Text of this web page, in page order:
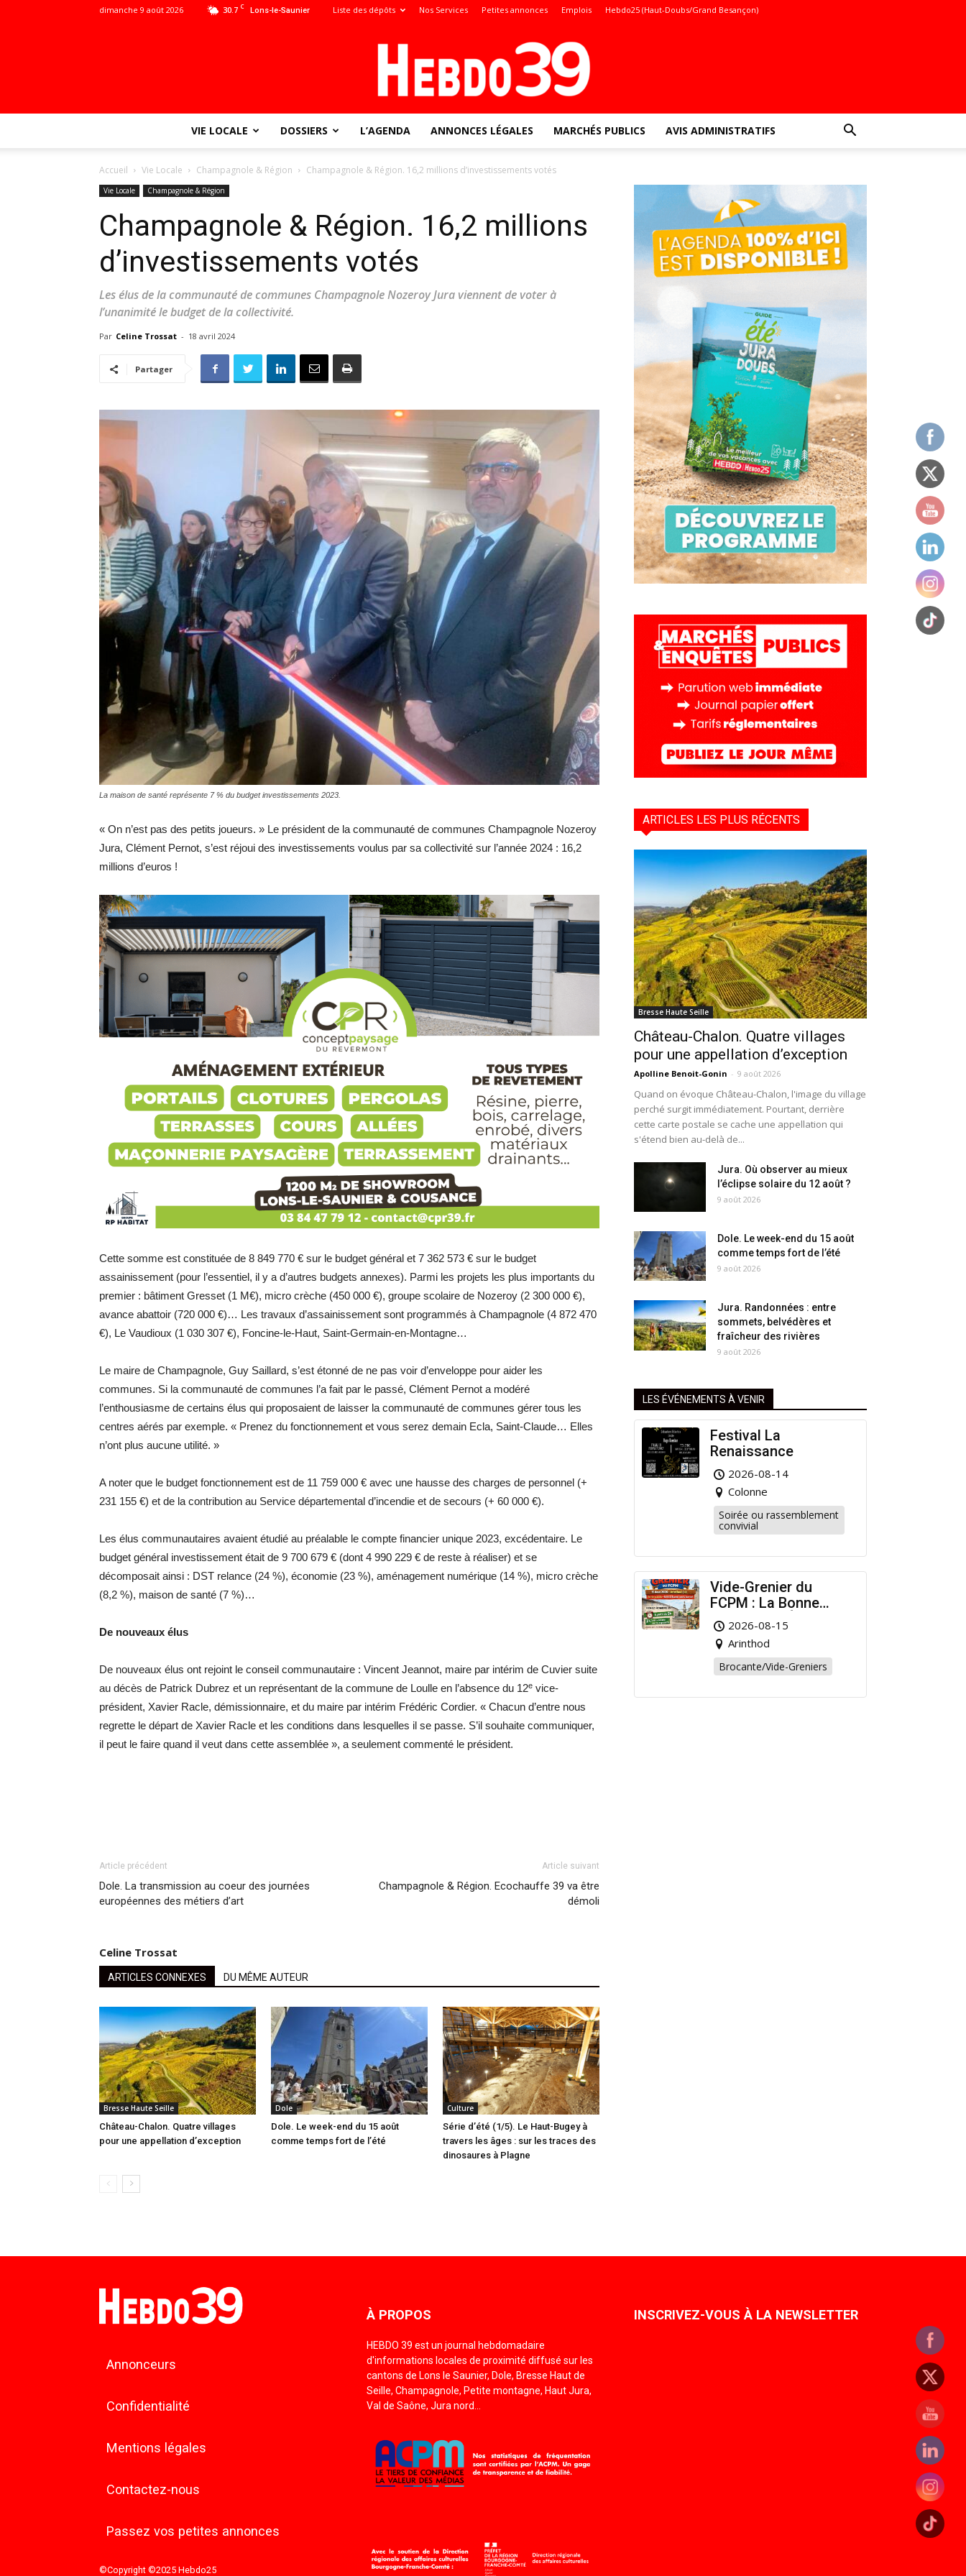
30.7 C Lons-le-Saunier
dimanche 9 août 2026 Liste des dépôts Nos Services Petites annonces Emplois Hebdo25 (Haut-Doubs/Grand Besançon)
l'info
locale
Hebdo39
VIE LOCALE DOSSIERS L’AGENDA ANNONCES LÉGALES MARCHÉS PUBLICS AVIS ADMINISTRATIFS
Accueil Vie Locale Champagnole & Région Champagnole & Région. 16,2 millions d’investissements votés
Vie Locale Champagnole & Région
Champagnole & Région. 16,2 millions
d’investissements votés
Les élus de la communauté de communes Champagnole Nozeroy Jura viennent de voter à
l’unanimité le budget de la collectivité.
Par Celine Trossat - 18 avril 2024
Partager
La maison de santé représente 7 % du budget investissements 2023.
« On n’est pas des petits joueurs. » Le président de la communauté de communes Champagnole Nozeroy
Jura, Clément Pernot, s’est réjoui des investissements voulus par sa collectivité sur l’année 2024 : 16,2
millions d’euros !
Cette somme est constituée de 8 849 770 € sur le budget général et 7 362 573 € sur le budget
assainissement (pour l’essentiel, il y a d’autres budgets annexes). Parmi les projets les plus importants du
premier : bâtiment Gresset (1 M€), micro crèche (450 000 €), groupe scolaire de Nozeroy (2 300 000 €),
avance abattoir (720 000 €)… Les travaux d’assainissement sont programmés à Champagnole (4 872 470
€), Le Vaudioux (1 030 307 €), Foncine-le-Haut, Saint-Germain-en-Montagne…
Le maire de Champagnole, Guy Saillard, s’est étonné de ne pas voir d’enveloppe pour aider les
communes. Si la communauté de communes l’a fait par le passé, Clément Pernot a modéré
l’enthousiasme de certains élus qui proposaient de laisser la communauté de communes gérer tous les
centres aérés par exemple. « Prenez du fonctionnement et vous serez demain Ecla, Saint-Claude… Elles
n’ont plus aucune utilité. »
A noter que le budget fonctionnement est de 11 759 000 € avec une hausse des charges de personnel (+
231 155 €) et de la contribution au Service départemental d’incendie et de secours (+ 60 000 €).
Les élus communautaires avaient étudié au préalable le compte financier unique 2023, excédentaire. Le
budget général investissement était de 9 700 679 € (dont 4 990 229 € de reste à réaliser) et se
décomposait ainsi : DST relance (24 %), économie (23 %), aménagement numérique (14 %), micro crèche
(8,2 %), maison de santé (7 %)…
De nouveaux élus
De nouveaux élus ont rejoint le conseil communautaire : Vincent Jeannot, maire par intérim de Cuvier suite
au décès de Patrick Dubrez et un représentant de la commune de Loulle en l’absence du 12e vice-
président, Xavier Racle, démissionnaire, et du maire par intérim Frédéric Cordier. « Chacun d’entre nous
regrette le départ de Xavier Racle et les conditions dans lesquelles il se passe. S’il souhaite communiquer,
il peut le faire quand il veut dans cette assemblée », a seulement commenté le président.
Article précédent
Dole. La transmission au coeur des journées
européennes des métiers d’art
Article suivant
Champagnole & Région. Ecochauffe 39 va être
démoli
Celine Trossat
ARTICLES CONNEXES DU MÊME AUTEUR
Bresse Haute Seille
Château-Chalon. Quatre villages
pour une appellation d’exception
Dole
Dole. Le week-end du 15 août
comme temps fort de l’été
Culture
Série d’été (1/5). Le Haut-Bugey à
travers les âges : sur les traces des
dinosaures à Plagne
ARTICLES LES PLUS RÉCENTS
Bresse Haute Seille
Château-Chalon. Quatre villages
pour une appellation d’exception
Apolline Benoit-Gonin - 9 août 2026
Quand on évoque Château-Chalon, l'image du village
perché surgit immédiatement. Pourtant, derrière
cette carte postale se cache une appellation qui
s'étend bien au-delà de...
Jura. Où observer au mieux
l’éclipse solaire du 12 août ?
9 août 2026
Dole. Le week-end du 15 août
comme temps fort de l’été
9 août 2026
Jura. Randonnées : entre
sommets, belvédères et
fraîcheur des rivières
9 août 2026
LES ÉVÉNEMENTS À VENIR
Festival La
Renaissance
2026-08-14
Colonne
Soirée ou rassemblement
convivial
Vide-Grenier du
FCPM : La Bonne
Affaire de l’Été à
Arinthod !
2026-08-15
Arinthod
Brocante/Vide-Greniers